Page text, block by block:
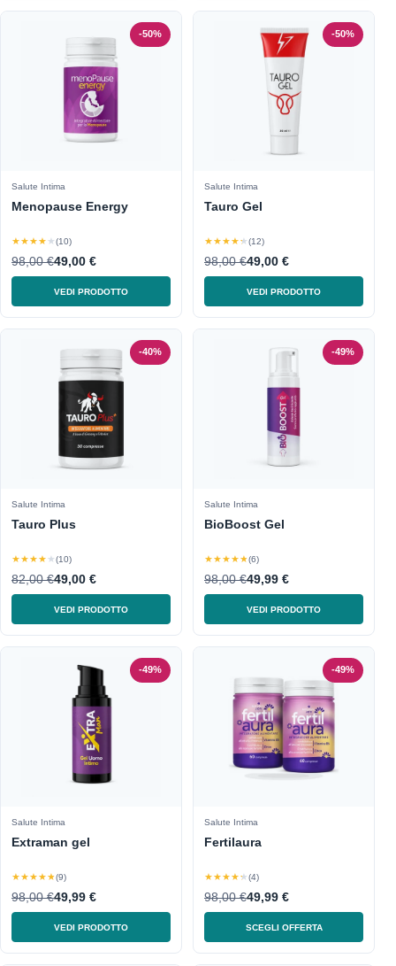
-50%
Salute Intima
Menopause Energy
★★★★★(10)
98,00 €49,00 €
VEDI PRODOTTO
-50%
Salute Intima
Tauro Gel
★★★★★(12)
98,00 €49,00 €
VEDI PRODOTTO
-40%
Salute Intima
Tauro Plus
★★★★★(10)
82,00 €49,00 €
VEDI PRODOTTO
-49%
Salute Intima
BioBoost Gel
★★★★★(6)
98,00 €49,99 €
VEDI PRODOTTO
-49%
Salute Intima
Extraman gel
★★★★★(9)
98,00 €49,99 €
VEDI PRODOTTO
-49%
Salute Intima
Fertilaura
★★★★★(4)
98,00 €49,99 €
SCEGLI OFFERTA